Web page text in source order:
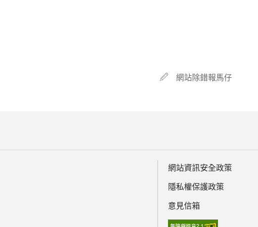
網站除錯報馬仔
網站資訊安全政策
隱私權保護政策
意見信箱